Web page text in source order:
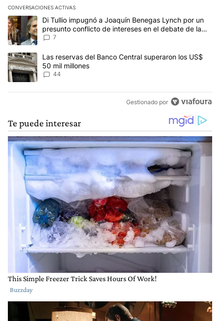
CONVERSACIONES ACTIVAS
Este listado muestra los artículos con más comentarios en los
Un artículo de tendencia con el título "Di Tullio impugnó a
Di Tullio impugnó a Joaquín Benegas Lynch por un
presunto conflicto de intereses en el debate de la
Ley de Tierras
7
Un artículo de tendencia con el título "Las reservas del Banco
Las reservas del Banco Central superaron los US$
50 mil millones
44
Gestionado por